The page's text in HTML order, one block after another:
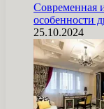
Современная
особенности
25.10.2024